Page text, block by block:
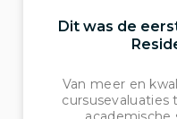
Dit was de
Van meer en